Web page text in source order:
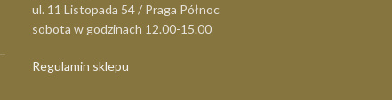
ul. 11 Listopada 54 / Praga Północ
sobota w godzinach 12.00-15.00
Regulamin sklepu